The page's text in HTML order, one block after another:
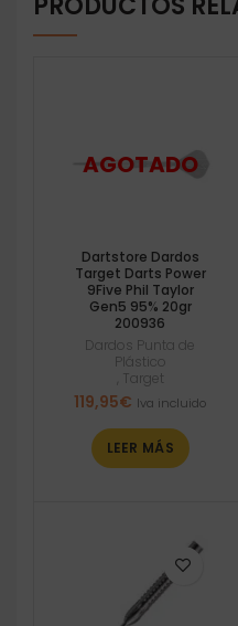
Dartstore Dardos
Target Darts Power
9Five Phil Taylor
Gen5 95% 20gr
200936
Dardos Punta de
Plástico
Target
119,95€ Iva incluido
LEER MÁS